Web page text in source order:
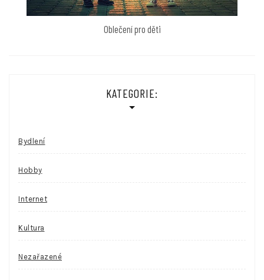
Oblečení pro děti
KATEGORIE:
Bydlení
Hobby
Internet
Kultura
Nezařazené